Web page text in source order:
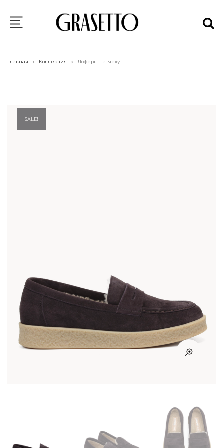
Главная > Коллекция > Лоферы на меху
SALE!